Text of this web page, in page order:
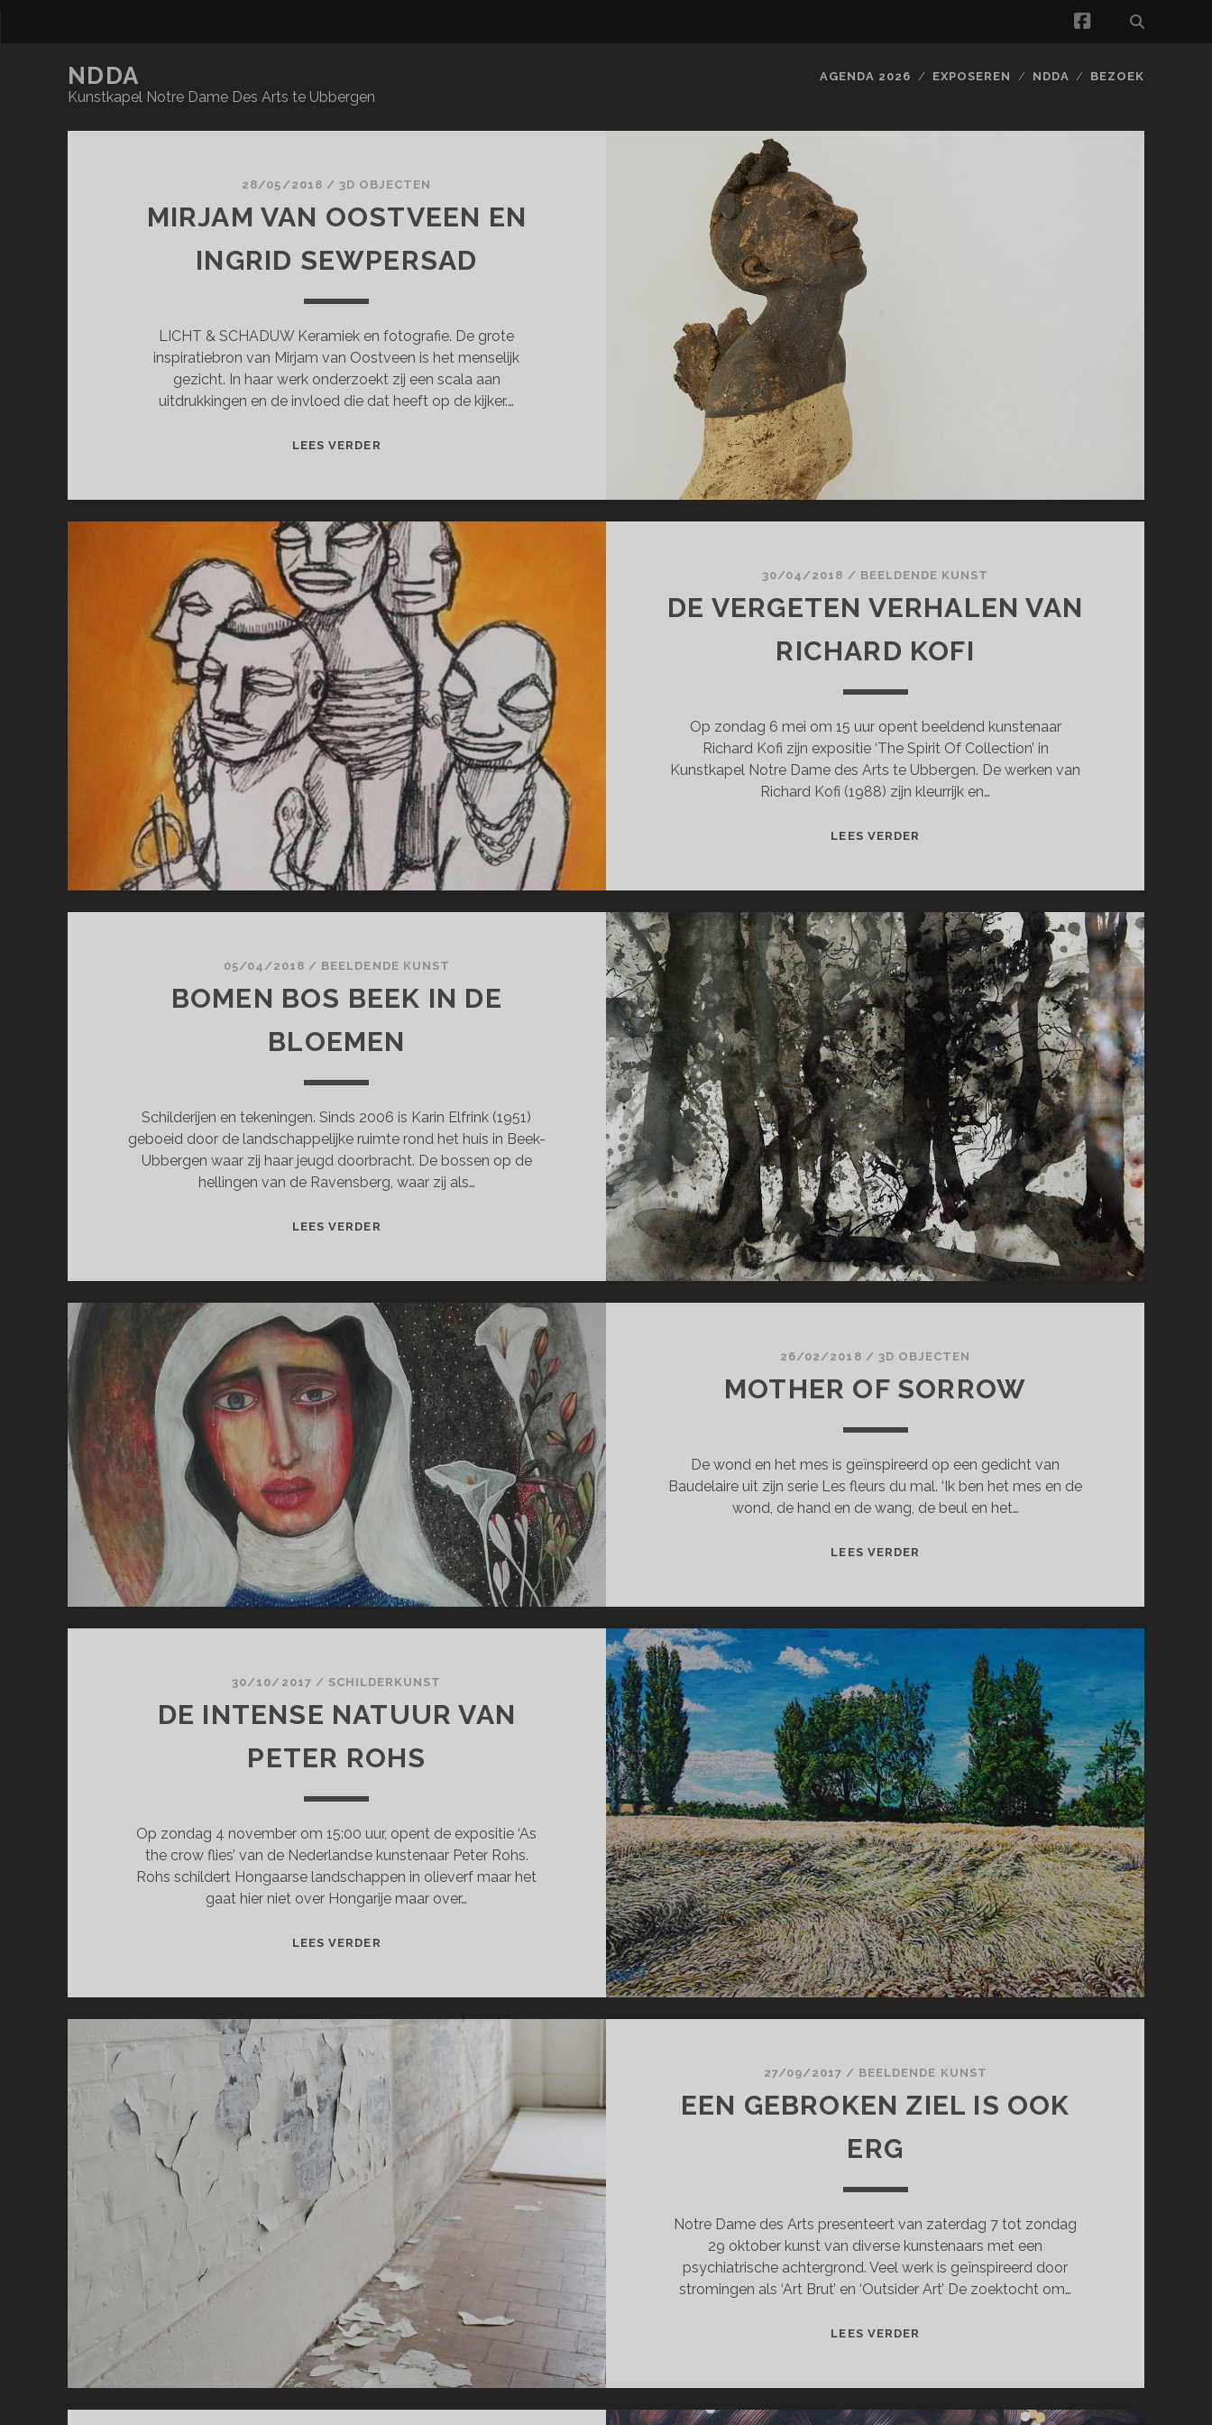
facebook
NDDA
Kunstkapel Notre Dame Des Arts te Ubbergen
AGENDA 2026 EXPOSEREN NDDA BEZOEK
28/05/2018 / 3D OBJECTEN
MIRJAM VAN OOSTVEEN EN
INGRID SEWPERSAD
LICHT & SCHADUW Keramiek en fotografie. De grote
inspiratiebron van Mirjam van Oostveen is het menselijk
gezicht. In haar werk onderzoekt zij een scala aan
uitdrukkingen en de invloed die dat heeft op de kijker.…
LEES VERDER
INGRID
SEWPERSAD
30/04/2018 / BEELDENDE KUNST
DE VERGETEN VERHALEN VAN
RICHARD KOFI
Op zondag 6 mei om 15 uur opent beeldend kunstenaar
Richard Kofi zijn expositie ‘The Spirit Of Collection’ in
Kunstkapel Notre Dame des Arts te Ubbergen. De werken van
Richard Kofi (1988) zijn kleurrijk en…
LEES VERDER
RICHARD
KOFI
05/04/2018 / BEELDENDE KUNST
BOMEN BOS BEEK IN DE
BLOEMEN
Schilderijen en tekeningen. Sinds 2006 is Karin Elfrink (1951)
geboeid door de landschappelijke ruimte rond het huis in Beek-
Ubbergen waar zij haar jeugd doorbracht. De bossen op de
hellingen van de Ravensberg, waar zij als…
LEES VERDER
DE
BLOEMEN
26/02/2018 / 3D OBJECTEN
MOTHER OF SORROW
De wond en het mes is geïnspireerd op een gedicht van
Baudelaire uit zijn serie Les fleurs du mal. ‘Ik ben het mes en de
wond, de hand en de wang, de beul en het…
LEES VERDER
30/10/2017 / SCHILDERKUNST
DE INTENSE NATUUR VAN
PETER ROHS
Op zondag 4 november om 15:00 uur, opent de expositie ‘As
the crow flies’ van de Nederlandse kunstenaar Peter Rohs.
Rohs schildert Hongaarse landschappen in olieverf maar het
gaat hier niet over Hongarije maar over…
LEES VERDER
PETER
27/09/2017 / BEELDENDE KUNST
EEN GEBROKEN ZIEL IS OOK
ERG
Notre Dame des Arts presenteert van zaterdag 7 tot zondag
29 oktober kunst van diverse kunstenaars met een
psychiatrische achtergrond. Veel werk is geïnspireerd door
stromingen als ‘Art Brut’ en ‘Outsider Art’ De zoektocht om…
LEES VERDER
OOK